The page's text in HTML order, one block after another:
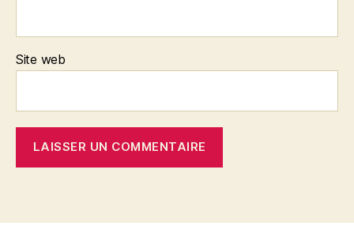
Site web